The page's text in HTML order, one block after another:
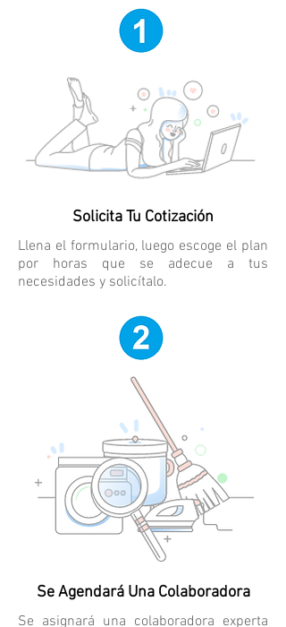
Solicita Tu Cotización
Llena el formulario, luego escoge el plan
por horas que se adecue a tus
necesidades y solicítalo.
Se Agendará Una Colaboradora
Se asignará una colaboradora experta